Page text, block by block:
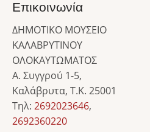
Επικοινωνία
ΔΗΜΟΤΙΚΟ ΜΟΥΣΕΙΟ
ΚΑΛΑΒΡΥΤΙΝΟΥ
ΟΛΟΚΑΥΤΩΜΑΤΟΣ
Α. Συγγρού 1-5,
Καλάβρυτα, Τ.Κ. 25001
Τηλ: 2692023646,
2692360220